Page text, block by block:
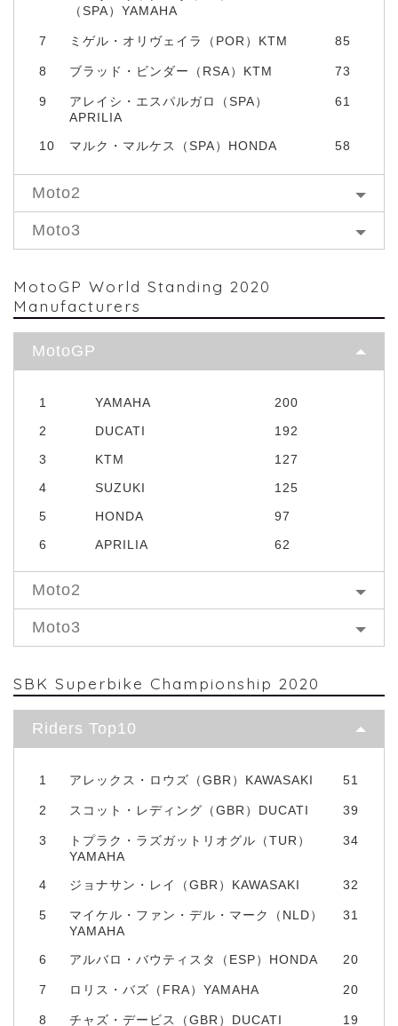
（SPA）YAMAHA
7 ミゲル・オリヴェイラ（POR）KTM 85
8 ブラッド・ビンダー（RSA）KTM 73
9
アレイシ・エスパルガロ（SPA）
APRILIA
61
10 マルク・マルケス（SPA）HONDA 58
Moto2
Moto3
MotoGP World Standing 2020
Manufacturers
MotoGP
1 YAMAHA
200
2
DUCATI
192
3
KTM
127
4
SUZUKI
125
5
HONDA
97
6
APRILIA 62
Moto2
Moto3
SBK Superbike Championship 2020
Riders Top10
1 アレックス・ロウズ（GBR）KAWASAKI 51
2 スコット・レディング（GBR）DUCATI 39
3
トプラク・ラズガットリオグル（TUR）
YAMAHA
34
4 ジョナサン・レイ（GBR）KAWASAKI 32
5
マイケル・ファン・デル・マーク（NLD）
YAMAHA
31
6 アルバロ・バウティスタ（ESP）HONDA 20
7 ロリス・バズ（FRA）YAMAHA 20
8 チャズ・デービス（GBR）DUCATI 19